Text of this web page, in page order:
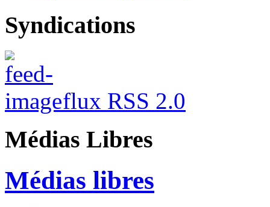
Syndications
flux RSS 2.0
Médias Libres
Médias libres